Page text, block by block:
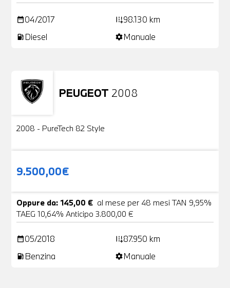
date_range04/2017 add_road98.130 km
local_gas_station Diesel settingsManuale
PEUGEOT 2008
Usato
2008 - PureTech 82 Style
9.500,00€
Oppure da: 145,00 € al mese per 48 mesi TAN 9,95%
TAEG 10,64% Anticipo 3.800,00 €
date_range05/2018 add_road87.950 km
local_gas_station Benzina settingsManuale